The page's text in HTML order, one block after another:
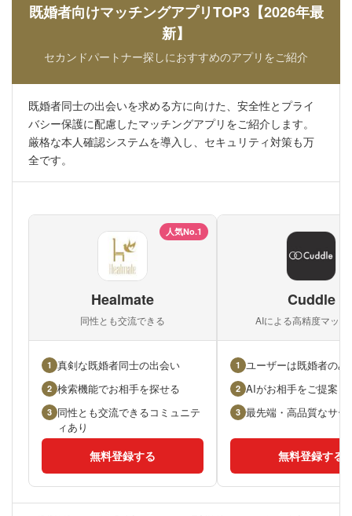
既婚者向けマッチングアプリTOP3【2026年最
新】
セカンドパートナー探しにおすすめのアプリをご紹介
既婚者同士の出会いを求める方に向けた、安全性とプライ
バシー保護に配慮したマッチングアプリをご紹介します。
厳格な本人確認システムを導入し、セキュリティ対策も万
全です。
人気No.1
Healmate
同性とも交流できる
1 真剣な既婚者同士の出会い
2 検索機能でお相手を探せる
3 同性とも交流できるコミュニテ
ィあり
無料登録する
Cuddle
AIによる高精度マッチ
1 ユーザーは既婚者のみ
2 AIがお相手をご提案
3 最先端・高品質なサー
無料登録する